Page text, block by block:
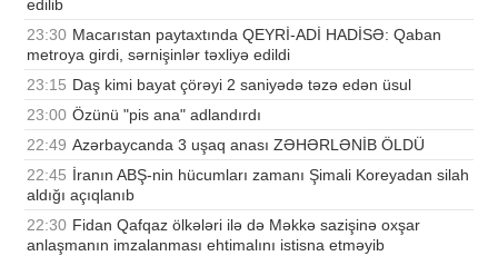
edilib
23:30 Macarıstan paytaxtında QEYRİ-ADİ HADİSƏ: Qaban
metroya girdi, sərnişinlər təxliyə edildi
23:15 Daş kimi bayat çörəyi 2 saniyədə təzə edən üsul
23:00 Özünü "pis ana" adlandırdı
22:49 Azərbaycanda 3 uşaq anası ZƏHƏRLƏNİB ÖLDÜ
22:45 İranın ABŞ-nin hücumları zamanı Şimali Koreyadan silah
aldığı açıqlanıb
22:30 Fidan Qafqaz ölkələri ilə də Məkkə sazişinə oxşar
anlaşmanın imzalanması ehtimalını istisna etməyib